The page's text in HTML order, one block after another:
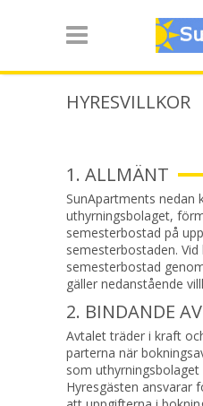
HYRESVILLKOR
​1. ALLMÄNT
SunApartments nedan
uthyrningsbolaget,
semesterbostad på
semesterbostaden. Vid
semesterbostad
gäller nedanstående
2. BINDANDE
Avtalet träder i kraft
parterna när
som
Hyresgästen ansvarar